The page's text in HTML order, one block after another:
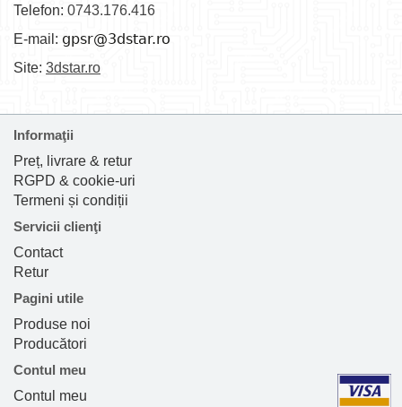
Telefon: 0743.176.416
E-mail:
Site: 3dstar.ro
Informaţii
Preț, livrare & retur
RGPD & cookie-uri
Termeni și condiții
Servicii clienţi
Contact
Retur
Pagini utile
Produse noi
Producători
Contul meu
Contul meu